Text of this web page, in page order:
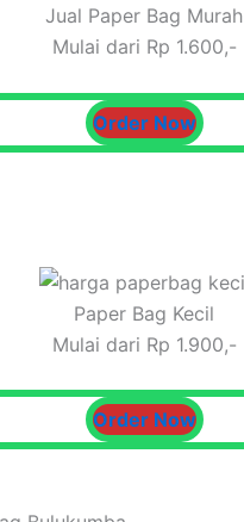
Jual Paper Bag Murah
Mulai dari Rp 1.600,-
Order Now
Paper Bag Kecil
Mulai dari Rp 1.900,-
Order Now